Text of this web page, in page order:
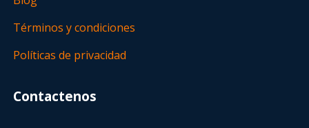
Términos y condiciones
Políticas de privacidad
Contactenos